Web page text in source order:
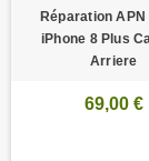
Réparation
iPhone 8 Plus
Arriere
69,00 €